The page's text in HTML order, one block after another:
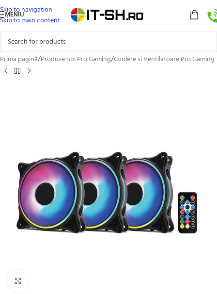
Skip to navigation
Skip to main content
MENIU
Prima pagină/Produse noi Pro Gaming/Coolere si Ventilatoare Pro Gaming